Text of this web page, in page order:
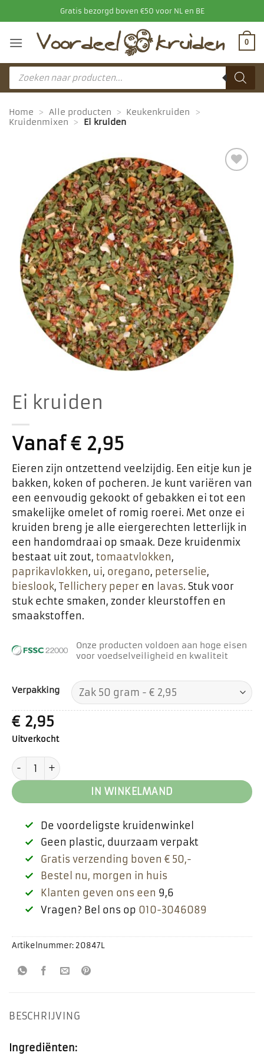
naar
inhoud
Gratis bezorgd boven €50 voor NL en BE
0
Producten
zoeken
Home > Alle producten > Keukenkruiden
>
Kruidenmixen
> Ei kruiden
favorieten
Ei kruiden
Vanaf€2,95
Eieren zijn ontzettend veelzijdig. Een eitje kun je
bakken, koken of pocheren. Je kunt variëren van
een eenvoudig gekookt of gebakken ei tot een
smakelijke omelet of romig roerei. Met onze ei
kruiden breng je alle eiergerechten letterlijk in
een handomdraai op smaak. Deze kruidenmix
bestaat uit zout, tomaatvlokken,
paprikavlokken, ui, oregano, peterselie,
bieslook, Tellichery peper en lavas. Stuk voor
stuk echte smaken, zonder kleurstoffen en
smaakstoffen.
Onze producten voldoen aan hoge eisen
voor voedselveiligheid en kwaliteit
Verpakking
€2,95
Uitverkocht
Ei kruiden aantal
IN WINKELMAND
De voordeligste kruidenwinkel
Geen plastic, duurzaam verpakt
Gratis verzending boven € 50,-
Bestel nu, morgen in huis
Klanten geven ons een 9,6
Vragen? Bel ons op 010-3046089
Artikelnummer:20847L
BESCHRIJVING
Ingrediënten: